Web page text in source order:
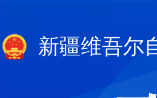
新疆维吾尔